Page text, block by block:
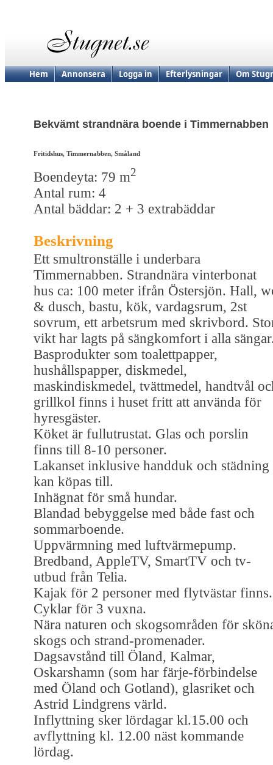
Hem Annonsera Logga in Efterlysningar Om
Bekvämt strandnära boende i Timmernabben
Fritidshus, Timmernabben, Småland
Boendeyta: 79 m2
Antal rum: 4
Antal bäddar: 2 + 3 extrabäddar
Beskrivning
Ett smultronställe i underbara
Timmernabben. Strandnära vinterbonat
hus ca: 100 meter ifrån Östersjön. Hall,
& dusch, bastu, kök, vardagsrum, 2st
sovrum, ett arbetsrum med skrivbord.
vikt har lagts på sängkomfort i alla
Basprodukter som toalettpapper,
hushållspapper, diskmedel,
maskindiskmedel, tvättmedel, handtvål
grillkol finns i huset fritt att använda för
hyresgäster.
Köket är fullutrustat. Glas och porslin
finns till 8-10 personer.
Lakanset inklusive handduk och städning
kan köpas till.
Inhägnat för små hundar.
Blandad bebyggelse med både fast och
sommarboende.
Uppvärmning med luftvärmepump.
Bredband, AppleTV, SmartTV och tv-
utbud från Telia.
Kajak för 2 personer med flytvästar finns.
Cyklar för 3 vuxna.
Nära naturen och skogsområden för
skogs och strand-promenader.
Dagsavstånd till Öland, Kalmar,
Oskarshamn (som har färje-förbindelse
med Öland och Gotland), glasriket och
Astrid Lindgrens värld.
Inflyttning sker lördagar kl.15.00 och
avflyttning kl. 12.00 näst kommande
lördag.